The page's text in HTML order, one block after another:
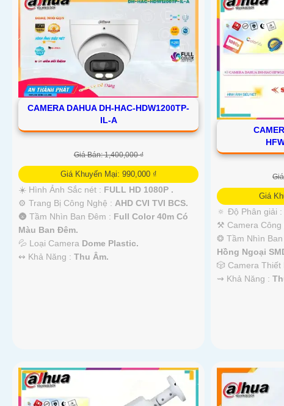
CAMERA DAHUA DH-HAC-HDW1200TP-
IL-A
Giá Bán: 1,400,000 ₫
Giá Khuyến Mại: 990,000 ₫
☀️ Hình Ảnh Sắc nét : FULL HD 1080P .
⚙ Trang Bị Công Nghệ : AHD CVI TVI BCS.
🌚 Tầm Nhìn Ban Đêm : Full Color 40m Có
Màu Ban Đêm.
💦 Loại Camera Dome Plastic.
️↭ Khả Năng : Thu Âm.
Giá
🔅 Độ Phân giải :
⚒ Camera Công
❂ Tầm Nhìn
Hồng Ngoại
🎲 Camera
️⇝ Khả Năng :